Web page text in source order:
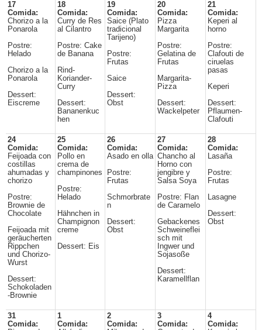
17
Comida:
Chorizo a la
Ponarola
Postre:
Helado
Chorizo a la
Ponarola
Dessert:
Eiscreme
18
Comida:
Curry de Res
al Cilantro
Postre: Cake
de Banana
Rind-
Koriander-
Curry
Dessert:
Bananenkuc
hen
19
Comida:
Saice (Plato
tradicional
Tarijeno)
Postre:
Frutas
Saice
Dessert:
Obst
20
Comida:
Pizza
Margarita
Postre:
Gelatina de
Frutas
Margarita-
Pizza
Dessert:
Wackelpeter
21
Comida:
Keperi al
horno
Postre:
Clafouti de
ciruelas
pasas
Keperi
Dessert:
Pflaumen-
Clafouti
24
Comida:
Feijoada con
costillas
ahumadas y
chorizo
Postre:
Brownie de
Chocolate
Feijoada mit
geräucherten
Rippchen
und Chorizo-
Wurst
Dessert:
Schokoladen
-Brownie
25
Comida:
Pollo en
crema de
champinones
Postre:
Helado
Hähnchen in
Champignon
creme
Dessert: Eis
26
Comida:
Asado en olla
Postre:
Frutas
Schmorbrate
n
Dessert:
Obst
27
Comida:
Chancho al
Horno con
jengibre y
Salsa Soya
Postre: Flan
de Caramelo
Gebackenes
Schweineflei
sch mit
Ingwer und
Sojasoße
Dessert:
Karamellflan
28
Comida:
Lasaña
Postre:
Frutas
Lasagne
Dessert:
Obst
31
Comida:
1
Comida:
2
Comida:
3
Comida:
4
Comida: